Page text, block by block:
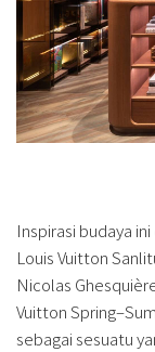
Inspirasi budaya
Louis Vuitton
Nicolas
Vuitton
sebagai sesuatu